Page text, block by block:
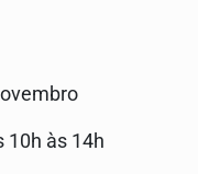
10h às 14h